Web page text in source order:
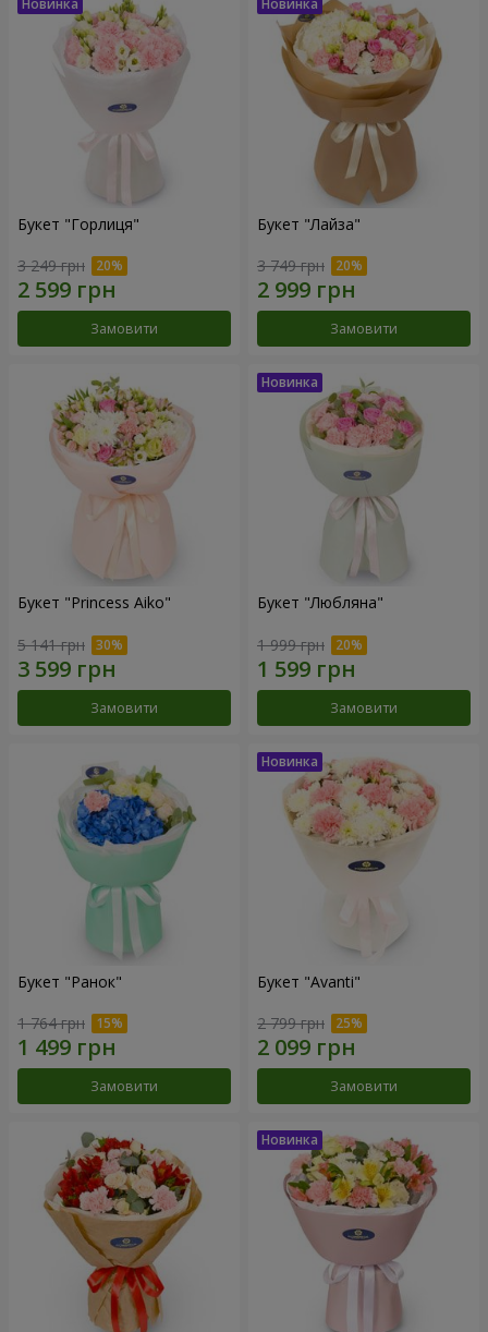
Букет "Горлиця"
3 249 грн
Замовити
Букет "Лайза"
3 749 грн
Замовити
Букет "Princess Aiko"
5 141 грн
Замовити
Букет "Любляна"
1 999 грн
Замовити
Букет "Ранок"
1 764 грн
Замовити
Букет "Avanti"
2 799 грн
Замовити